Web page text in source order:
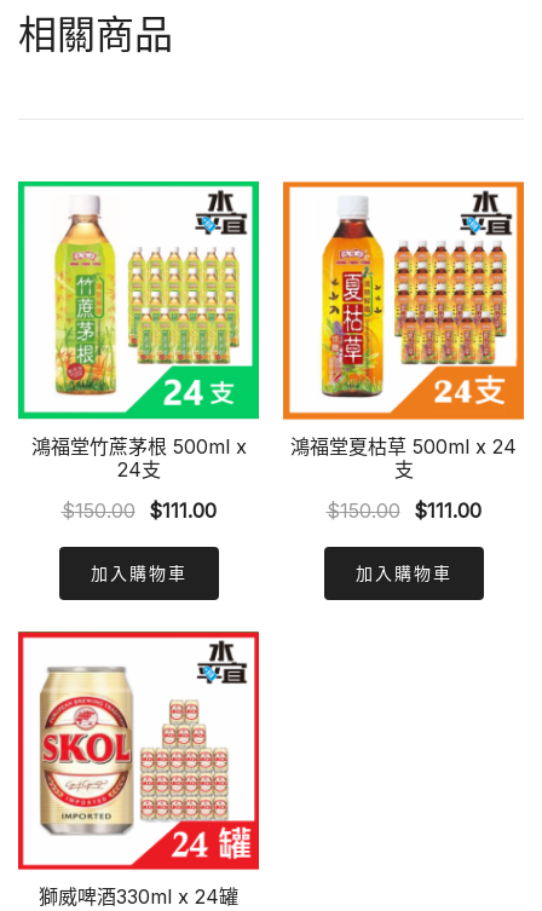
相關商品
鴻福堂竹蔗茅根 500ml x
24支
$150.00
Original
was:
$150.00.
$111.00Current
$111.00.
加入購物車
鴻福堂夏枯草 500ml x 24
支
$150.00
Original
was:
$150.00.
$111.00
加入購物車
獅威啤酒330ml x 24罐